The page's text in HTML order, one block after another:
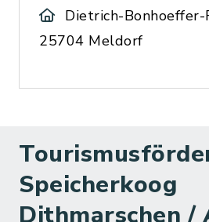
Dietrich-Bonhoeffer-
25704 Meldorf
Speicherkoog
Dithmarschen /